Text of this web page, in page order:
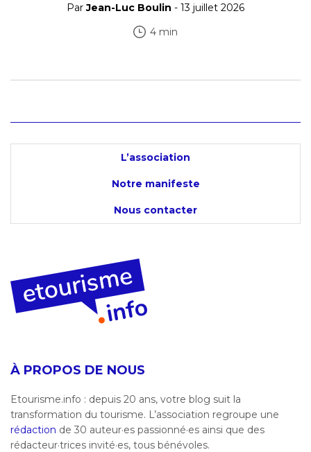
ParJean-Luc Boulin - 13 juillet 2026
4 min
L’association
Notre manifeste
Nous contacter
À PROPOS DE NOUS
Etourisme.info : depuis 20 ans, votre blog suit la
transformation du tourisme. L’association regroupe une
rédaction de 30 auteur·es passionné·es ainsi que des
rédacteur·trices invité·es, tous bénévoles.